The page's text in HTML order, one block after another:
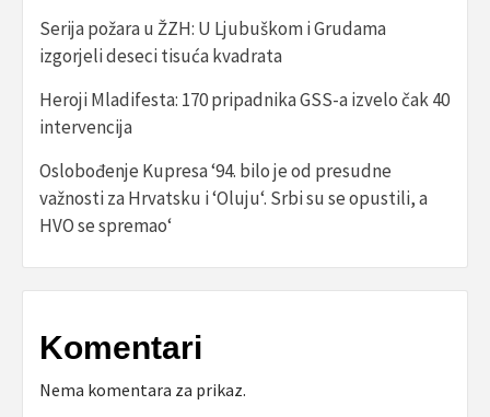
Serija požara u ŽZH: U Ljubuškom i Grudama
izgorjeli deseci tisuća kvadrata
Heroji Mladifesta: 170 pripadnika GSS-a izvelo čak 40
intervencija
Oslobođenje Kupresa ‘94. bilo je od presudne
važnosti za Hrvatsku i ‘Oluju‘. Srbi su se opustili, a
HVO se spremao‘
Komentari
Nema komentara za prikaz.